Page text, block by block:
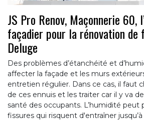
JS Pro Renov, Maçonnerie 60,
façadier pour la rénovation de
Deluge
Des problèmes d’étanchéité et
affecter la façade et les murs
entretien régulier. Dans ce cas, il faut
de ces ennuis et les traiter car il y va
santé des occupants. L’humidité peut
fissures qui risquent d'entraîner